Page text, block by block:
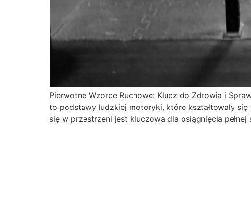
Pierwotne Wzorce Ruchowe: Klucz do Zdrowia i
to podstawy ludzkiej motoryki, które kształtowały
się w przestrzeni jest kluczowa dla osiągnięcia